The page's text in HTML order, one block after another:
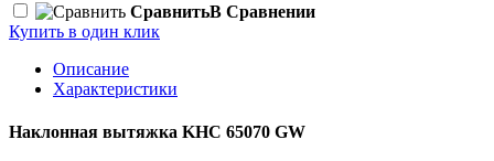
СравнитьВ Сравнении
Купить в один клик
Описание
Характеристики
Наклонная вытяжка KHC 65070 GW